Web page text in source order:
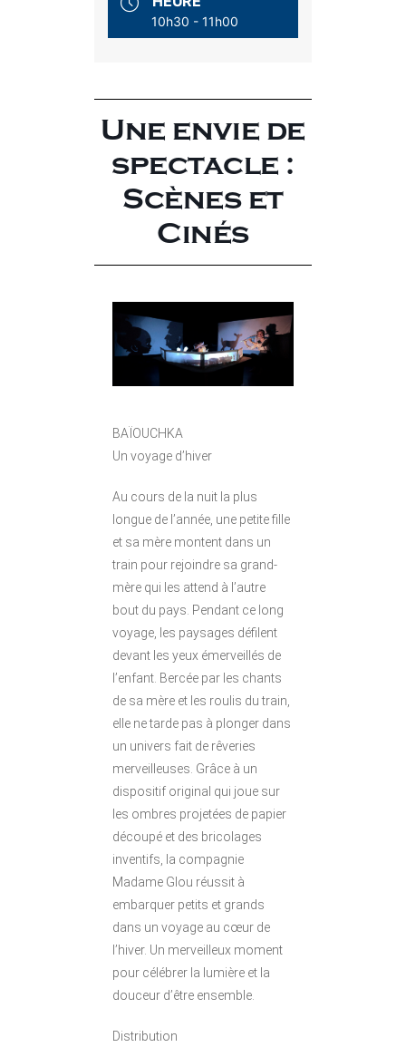
10h30 - 11h00
Une envie de
spectacle :
Scènes et
Cinés
BAÏOUCHKA
Un voyage d’hiver
Au cours de la nuit la plus
longue de l’année, une petite fille
et sa mère montent dans un
train pour rejoindre sa grand-
mère qui les attend à l’autre
bout du pays. Pendant ce long
voyage, les paysages défilent
devant les yeux émerveillés de
l’enfant. Bercée par les chants
de sa mère et les roulis du train,
elle ne tarde pas à plonger dans
un univers fait de rêveries
merveilleuses. Grâce à un
dispositif original qui joue sur
les ombres projetées de papier
découpé et des bricolages
inventifs, la compagnie
Madame Glou réussit à
embarquer petits et grands
dans un voyage au cœur de
l’hiver. Un merveilleux moment
pour célébrer la lumière et la
douceur d’être ensemble.
Distribution